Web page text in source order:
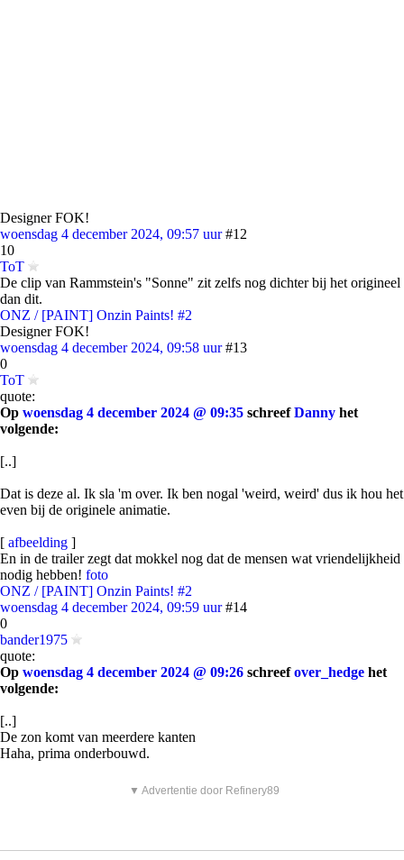
Designer FOK!
woensdag 4 december 2024, 09:57 uur #12
10
ToT
De clip van Rammstein's "Sonne" zit zelfs nog dichter bij het origineel
dan dit.
ONZ / [PAINT] Onzin Paints! #2
Designer FOK!
woensdag 4 december 2024, 09:58 uur #13
0
ToT
quote:
Op woensdag 4 december 2024 @ 09:35 schreefDanny het
volgende:
[..]
Dat is deze al. Ik sla 'm over. Ik ben nogal 'weird, weird' dus ik hou het
even bij de originele animatie.
[ afbeelding ]
En in de trailer zegt dat mokkel nog dat de mensen wat vriendelijkheid
nodig hebben! foto
ONZ / [PAINT] Onzin Paints! #2
woensdag 4 december 2024, 09:59 uur #14
0
bander1975
quote:
Op woensdag 4 december 2024 @ 09:26 schreefover_hedge het
volgende:
[..]
De zon komt van meerdere kanten
Haha, prima onderbouwd.
▼ Advertentie door Refinery89